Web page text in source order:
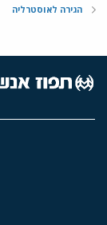
הגירה לאוסטרליה